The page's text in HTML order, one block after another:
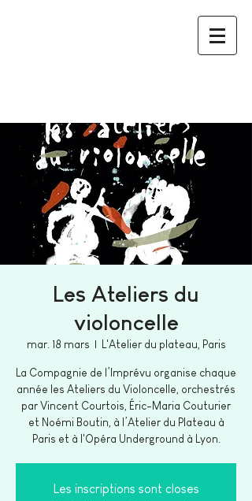
Les Ateliers du
violoncelle
mar. 18 mars
  |
L'Atelier du plateau, Paris
La Compagnie de l’Imprévu organise chaque
année les Ateliers du Violoncelle, orchestrés
par Vincent Courtois, Éric-Maria Couturier
et Noémi Boutin, à l’Atelier du Plateau à
Paris et à l'Opéra Underground à Lyon.
Les inscriptions sont closes